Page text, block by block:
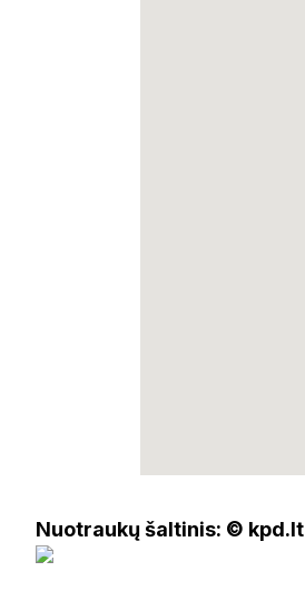
Nuotraukų šaltinis: © kpd.lt